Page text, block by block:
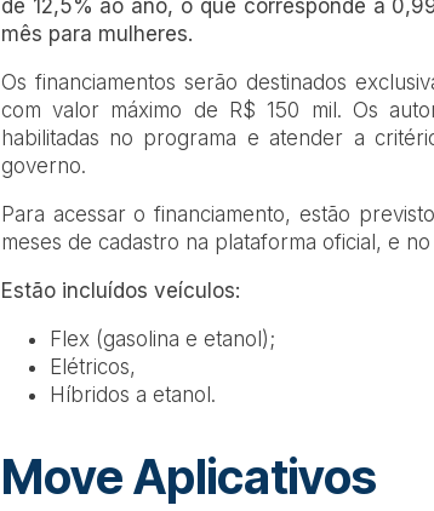
de 12,5% ao ano, o que corresponde a
mês para mulheres.
Os financiamentos serão destinados
com valor máximo de R$ 150 mil. Os
habilitadas no programa e atender a
governo.
Para acessar o financiamento, estão
meses de cadastro na plataforma oficial, e
Estão incluídos veículos:
Flex (gasolina e etanol);
Elétricos,
Híbridos a etanol.
Move Aplicativos